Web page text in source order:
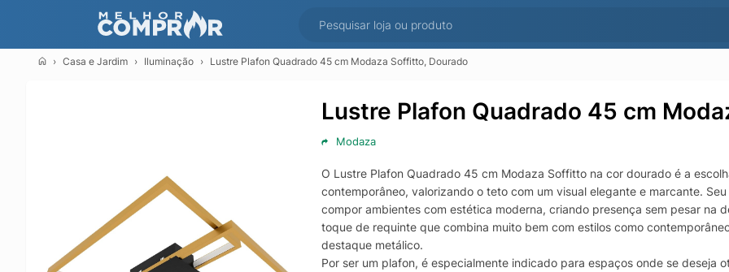
Casa e Jardim Iluminação Lustre Plafon Quadrado 45 cm Modaza Soffitto, Dourado
Lustre Plafon Quadrado 45 cm
Modaza
O Lustre Plafon Quadrado 45 cm Modaza Soffitto na cor dourado é a
contemporâneo, valorizando o teto com um visual elegante e marcante.
compor ambientes com estética moderna, criando presença sem pesar na
toque de requinte que combina muito bem com estilos como
destaque metálico.
Por ser um plafon, é especialmente indicado para espaços onde se deseja